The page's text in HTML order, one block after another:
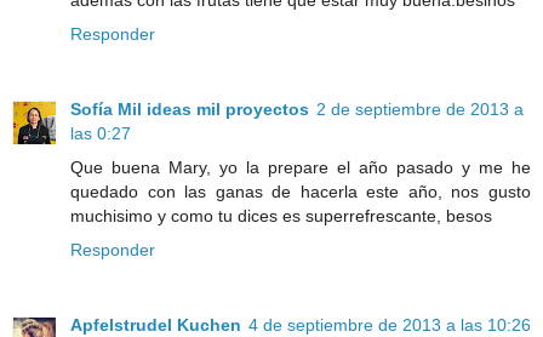
Responder
Sofía Mil ideas mil proyectos 2 de septiembre de 2013 a
las 0:27
Que buena Mary, yo la prepare el año pasado y me he
quedado con las ganas de hacerla este año, nos gusto
muchisimo y como tu dices es superrefrescante, besos
Responder
Apfelstrudel Kuchen 4 de septiembre de 2013 a las 10:26